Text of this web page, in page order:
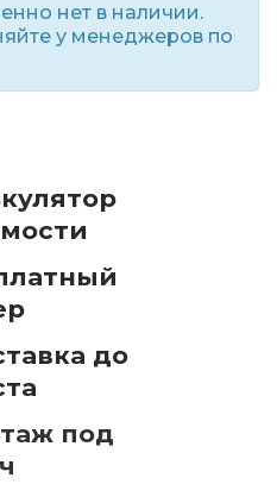
нет в наличии.
у менеджеров по
до
под